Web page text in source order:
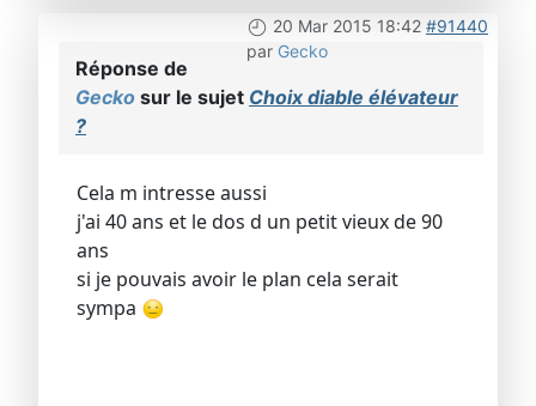
20 Mar 2015 18:42 #91440
par Gecko
Réponse de
Gecko sur le sujet Choix diable élévateur
?
Cela m intresse aussi
j'ai 40 ans et le dos d un petit vieux de 90
ans
si je pouvais avoir le plan cela serait
sympa